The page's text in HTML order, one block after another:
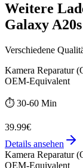
Weitere
Galaxy A20s
Verschiedene
Kamera Reparatur
OEM-Equivalent
⏱️ 30-60 Min
39.99€
Details ansehen
Kamera Reparatur
OEM-Equivalent